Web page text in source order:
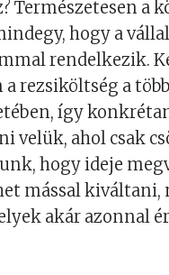
Természetesen a
hogy a
rendelkezik.
rezsiköltség a
így
velük, ahol csak
hogy ideje
mással
akár azonnal